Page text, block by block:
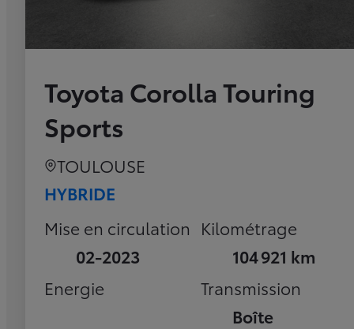
Toyota Corolla Touring
Sports
TOULOUSE
HYBRIDE
Mise en circulation
02-2023
Kilométrage
104 921 km
Energie
Transmission
Boîte